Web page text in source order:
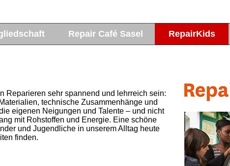
Repair Café Sasel RepairKids
Reparieren sehr spannend und lehrreich sein:
technische Zusammenhänge und
eigenen Neigungen und Talente – und nicht
mit Rohstoffen und Energie. Eine schöne
und Jugendliche in unserem Alltag heute
finden.